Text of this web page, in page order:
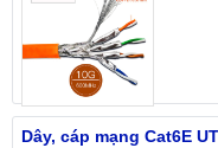
Dây, cáp mạng Cat6E